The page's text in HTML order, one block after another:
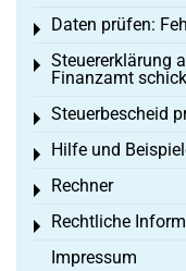
Daten prüfen:
Toggle menu
Steuererklärung
Finanzamt
Toggle menu
Steuerbescheid
Toggle menu
Hilfe und
Toggle menu
Rechner
Toggle menu
Rechtliche
Toggle menu
Impressum